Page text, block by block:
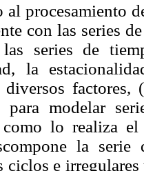
al procesamiento
con las series
series de
la
diversos
para modelar
como lo realiza
la serie
ciclos e